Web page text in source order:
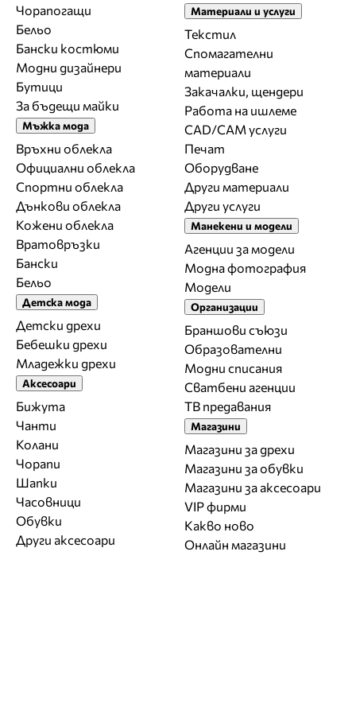
Чорапогащи
Бельо
Бански костюми
Модни дизайнери
Бутици
За бъдещи майки
Мъжка мода
Връхни облекла
Официални облекла
Спортни облекла
Дънкови облекла
Кожени облекла
Вратовръзки
Бански
Бельо
Детска мода
Детски дрехи
Бебешки дрехи
Младежки дрехи
Аксесоари
Бижута
Чанти
Колани
Чорапи
Шапки
Часовници
Обувки
Други аксесоари
Материали и услуги
Текстил
Спомагателни
материали
Закачалки, щендери
Работа на ишлеме
CAD/CAM услуги
Печат
Оборудване
Други материали
Други услуги
Манекени и модели
Агенции за модели
Модна фотография
Модели
Организации
Браншови съюзи
Образователни
Модни списания
Сватбени агенции
ТВ предавания
Магазини
Магазини за дрехи
Магазини за обувки
Магазини за aксесоари
VIP фирми
Какво ново
Онлайн магазини